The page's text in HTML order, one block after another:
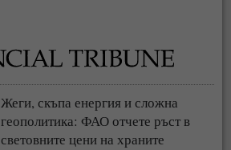
Жеги, скъпа енергия и сложна
геополитика: ФАО отчете ръст в
световните цени на храните